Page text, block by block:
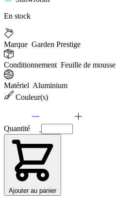
En stock
Marque Garden Prestige
Conditionnement Feuille de mousse
Matériel Aluminium
Couleur(s)
Quantité
Ajouter au panier